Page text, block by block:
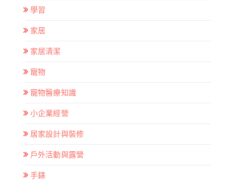
學習
家居
家居清潔
寵物
寵物醫療知識
小企業經營
居家設計與裝修
戶外活動與露營
手錶